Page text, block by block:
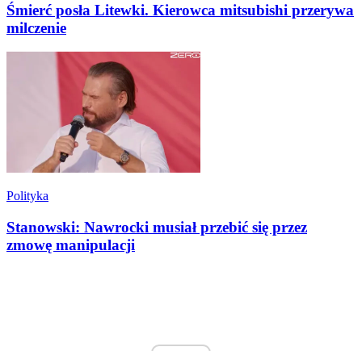
Śmierć posła Litewki. Kierowca mitsubishi przerywa
milczenie
Polityka
Stanowski: Nawrocki musiał przebić się przez
zmowę manipulacji